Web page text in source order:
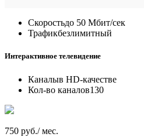
Скоростьдо 50 Мбит/сек
Трафикбезлимитный
Интерактивное телевидение
Каналыв HD-качестве
Кол-во каналов130
750 руб./ мес.